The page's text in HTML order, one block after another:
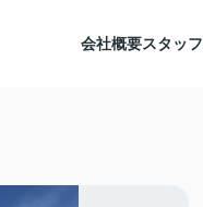
会社概要スタッフ